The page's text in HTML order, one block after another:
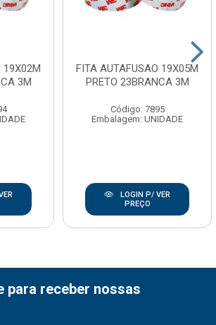
19X02M
3M
FITA AUTAFUSAO 19X05M
PRETO 23BRANCA 3M
Código: 7895
Embalagem: UNIDADE
LOGIN P/ VER
PREÇO
para receber nossas